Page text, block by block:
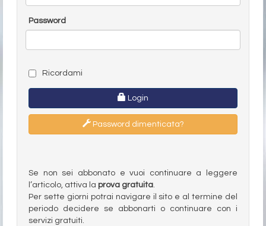
Password
Ricordami
Login
Password dimenticata?
Se non sei abbonato e vuoi continuare a leggere
l’articolo, attiva la prova gratuita.
Per sette giorni potrai navigare il sito e al termine del
periodo decidere se abbonarti o continuare con i
servizi gratuiti.